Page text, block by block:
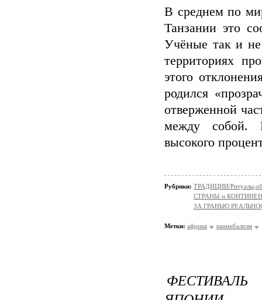
В среднем по
Танзании это
Учёные так и не
территориях
этого
родился
отверженной
между собой.
высокого
Рубрики: ТРАДИЦИИ/
СТРАНЫ и
ЗА ГРАНЬЮ
Метки: африка каннибализм